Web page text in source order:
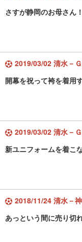
さすが静岡のお母さん！
2019/03/02 清水－
開幕を祝って袴を着用
2019/03/02 清水－
新ユニフォームを着こ
2018/11/24 清水－
あっという間に売り切